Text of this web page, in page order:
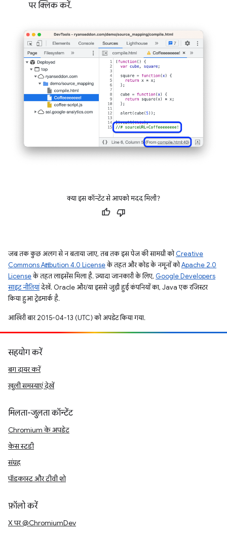
पर क्लिक करें.
क्या इस कॉन्टेंट से आपको मदद मिली?
जब तक कुछ अलग से न बताया जाए, तब तक इस पेज की सामग्री कोCreative
Commons Attribution 4.0 Licenseके तहत और कोड के नमूनों कोApache 2.0
Licenseके तहत लाइसेंस मिला है. ज़्यादा जानकारी के लिए, Google Developers
साइट नीतियांदेखें. Oracle और/या इससे जुड़ी हुई कंपनियों का, Java एक रजिस्टर
किया हुआ ट्रेडमार्क है.
आखिरी बार 2015-04-13 (UTC) को अपडेट किया गया.
सहयोग करें
बग दायर करें
खुली समस्याएं देखें
मिलता-जुलता कॉन्टेंट
Chromium के अपडेट
केस स्टडी
संग्रह
पॉडकास्ट और टीवी शो
फ़ॉलो करें
X पर @ChromiumDev